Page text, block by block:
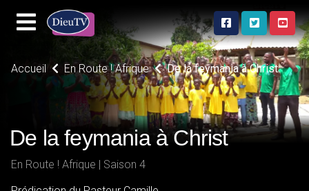
Accueil En Route ! Afrique De la feymania à Christ
De la feymania à Christ
En Route ! Afrique | Saison 4